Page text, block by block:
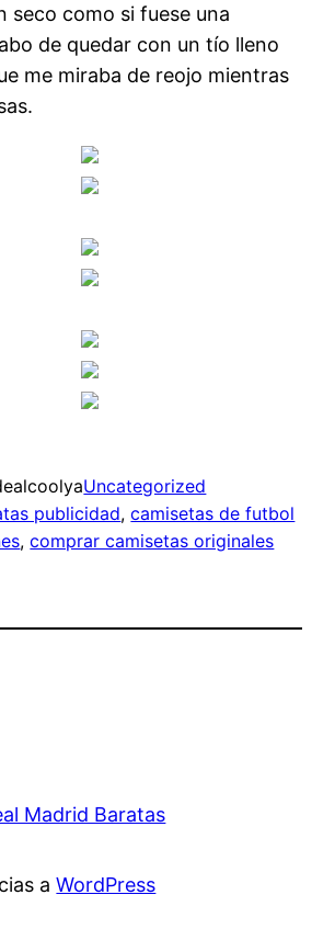
seco como si fuese una
de quedar con un tío lleno
me miraba de reojo mientras
Uncategorized
publicidad, camisetas de futbol
, comprar camisetas originales
Madrid Baratas
aWordPress